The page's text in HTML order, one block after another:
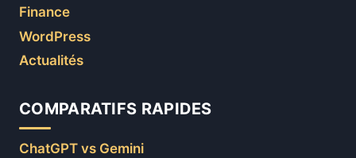
Finance
WordPress
Actualités
COMPARATIFS RAPIDES
ChatGPT vs Gemini